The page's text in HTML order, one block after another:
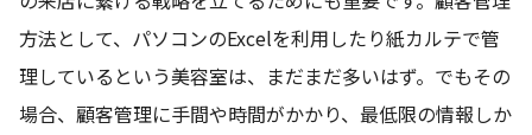
方法として、パソコンのExcelを利用したり紙カルテで管
理しているという美容室は、まだまだ多いはず。でもその
場合、顧客管理に手間や時間がかかり、最低限の情報しか